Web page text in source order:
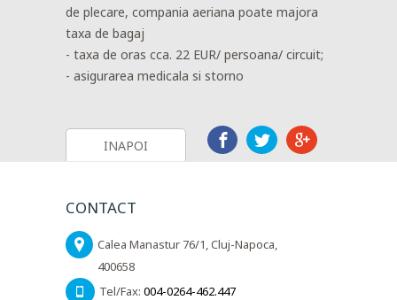
de plecare, compania aeriana poate majora
taxa de bagaj
- taxa de oras cca. 22 EUR/ persoana/ circuit;
- asigurarea medicala si storno
INAPOI
CONTACT
Calea Manastur 76/1, Cluj-Napoca,
400658
Tel/Fax: 004-0264-462.447